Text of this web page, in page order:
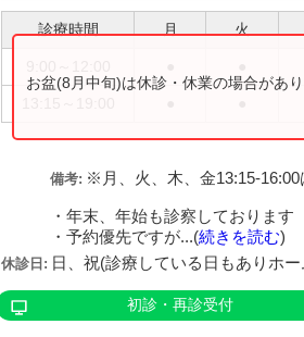
診療時間 月 火
お盆(8月中旬)は休診・休業の場合があ
備考: ※月、火、木、金13:15-16:00
・年末、年始も診察しております
・予約優先ですが...(続きを読む)
休診日: 日、祝(診療している日もありホ
初診・再診受付